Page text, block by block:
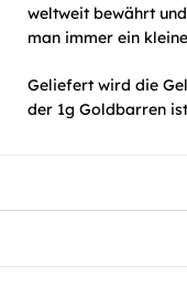
weltweit bewährt
man immer ein
Geliefert wird die
der 1g Goldbarren